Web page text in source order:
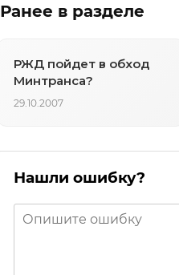
Ранее в разделе
РЖД пойдет в обход
Минтранса?
29.10.2007
Нашли ошибку?